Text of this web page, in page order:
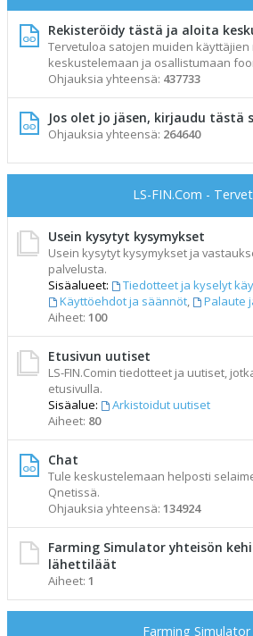
Rekisteröidy tästä ja aloita
Tervetuloa satojen muiden käyttäjien
keskustelemaan ja osallistumaan
Ohjauksia yhteensä: 437733
Jos olet jo jäsen, kirjaudu tästä
Ohjauksia yhteensä: 264640
LS-FIN.Com -
Usein kysytyt kysymykset
Usein kysytyt kysymykset ja
palvelusta.
Sisäalueet:
Tiedotteet ja kyselyt
Käyttöehdot ja säännöt,
Palaute
Aiheet: 100
Etusivun uutiset
LS-FIN.Comin tiedotteet ja uutiset,
etusivulla.
Sisäalue:
Arkistoidut uutiset
Aiheet: 80
Chat
Tule keskustelemaan helposti
Qnetissä.
Ohjauksia yhteensä: 134924
Farming Simulator yhteisön
lähettiläät
Aiheet: 1
Farming Simulator